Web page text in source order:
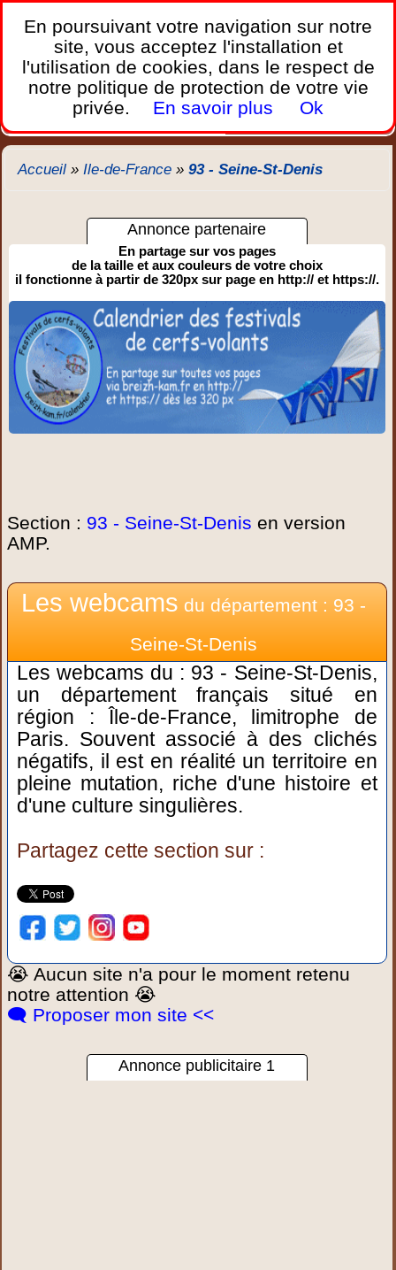
France Webcams,
Les webcams sur mobiles, portables et PC.
Home Bretagne Corse Plages Ports Montagnes
Trafic Chercher New
Accueil »Ile-de-France »93 - Seine-St-Denis
Annonce partenaire
En partage sur vos pages
de la taille et aux couleurs de votre choix
il fonctionne à partir de 320px sur page en http:// et https://.
Section : 93 - Seine-St-Denis en version
AMP.
Les webcams du département : 93 -
Seine-St-Denis
Les webcams du : 93 - Seine-St-Denis,
un département français situé en
région : Île-de-France, limitrophe de
Paris. Souvent associé à des clichés
négatifs, il est en réalité un territoire en
pleine mutation, riche d'une histoire et
d'une culture singulières.
Partagez cette section sur :
😭 Aucun site n'a pour le moment retenu
notre attention 😭
🗨️ Proposer mon site <<
Annonce publicitaire 1
En poursuivant votre navigation sur notre
site, vous acceptez l'installation et
l'utilisation de cookies, dans le respect de
notre politique de protection de votre vie
privée.
En savoir plus Ok